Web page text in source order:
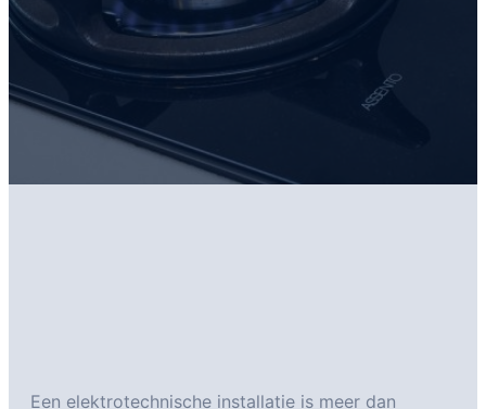
Een elektrotechnische installatie is meer dan